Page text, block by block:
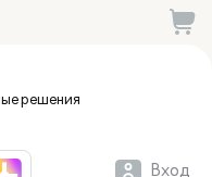
решения
Вход